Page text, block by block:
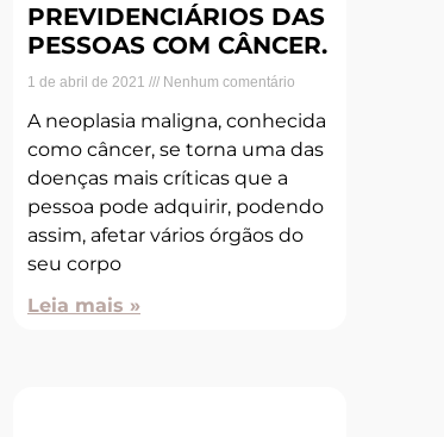
PREVIDENCIÁRIOS DAS
PESSOAS COM CÂNCER.
1 de abril de 2021 Nenhum comentário
A neoplasia maligna, conhecida
como câncer, se torna uma das
doenças mais críticas que a
pessoa pode adquirir, podendo
assim, afetar vários órgãos do
seu corpo
Leia mais »